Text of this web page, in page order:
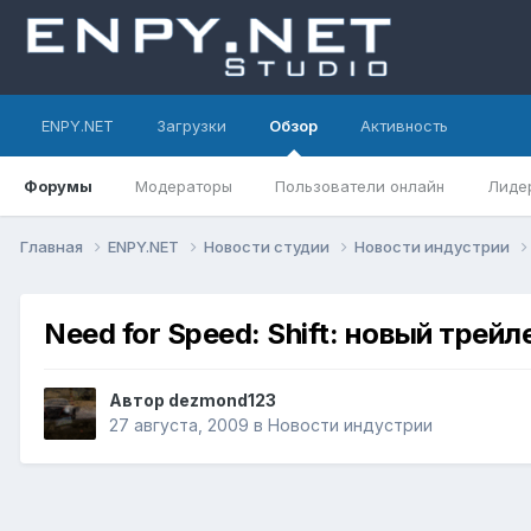
ENPY.NET Загрузки Обзор
Форумы Модераторы Пользователи онлайн
Активность
Главная ENPY.NET Новости студии Новости индустрии
Need for Speed: Shift: новый
Автор dezmond123
27 августа, 2009 в Новости индустрии